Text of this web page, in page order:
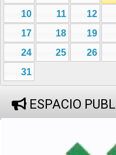
10
11 12
17
18 19
24
25 26
31
ESPACIO